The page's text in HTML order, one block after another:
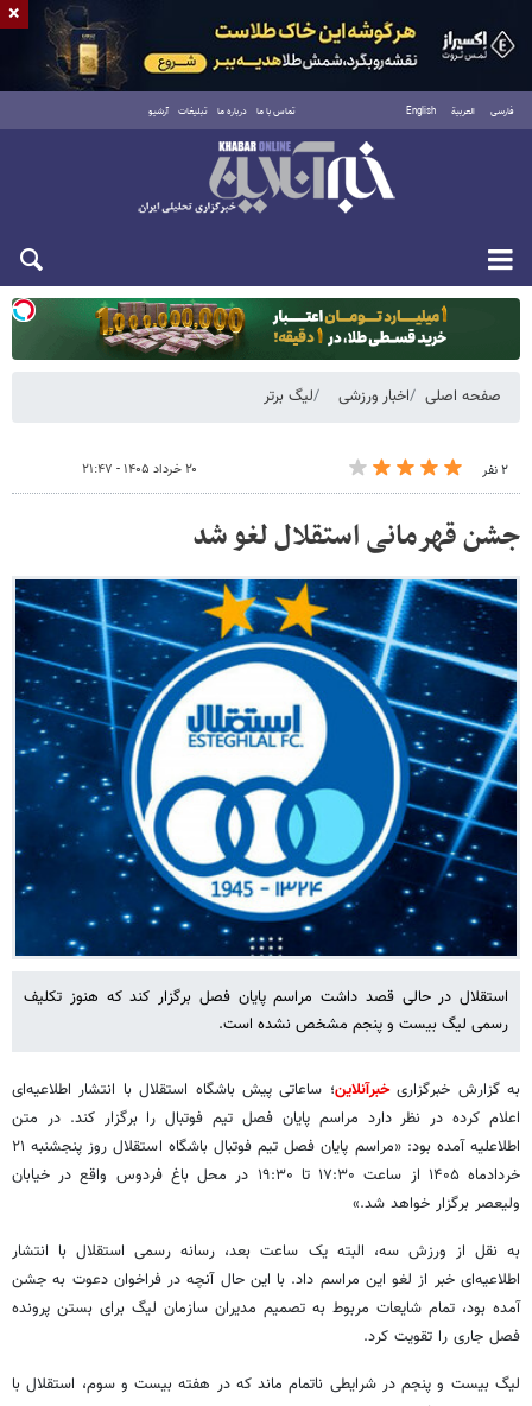
فارسی العربية English تماس با ما درباره ما تبلیغات آرشیو
یکشنبه ۱۸ مرداد ۱۴۰۵
صفحه اصلی اخبار ورزشی لیگ برتر
۲ نفر ۲۰ خرداد ۱۴۰۵ - ۲۱:۴۷
جشن قهرمانی استقلال لغو شد
استقلال در حالی قصد داشت مراسم پایان فصل برگزار کند که هنوز تکلیف
رسمی لیگ بیست ‌و پنجم مشخص نشده است.
به گزارش خبرگزاریخبرآنلاین؛ ساعاتی پیش باشگاه استقلال با انتشار اطلاعیه‌ای
اعلام کرده در نظر دارد مراسم پایان فصل تیم فوتبال را برگزار کند. در متن
اطلاعلیه آمده بود: «مراسم پایان فصل تیم فوتبال باشگاه استقلال روز پنجشنبه ۲۱
خردادماه ۱۴۰۵ از ساعت ۱۷:۳۰ تا ۱۹:۳۰ در محل باغ فردوس واقع در خیابان
ولیعصر برگزار خواهد شد.»
به نقل از ورزش سه، البته یک ساعت بعد، رسانه رسمی استقلال با انتشار
اطلاعیه‌ای خبر از لغو این مراسم داد. با این حال آنچه در فراخوان دعوت به جشن
آمده بود، تمام شایعات مربوط به تصمیم مدیران سازمان لیگ برای بستن پرونده
فصل جاری را تقویت کرد.
لیگ بیست ‌و پنجم در شرایطی ناتمام ماند که در هفته بیست ‌و سوم، استقلال با
×